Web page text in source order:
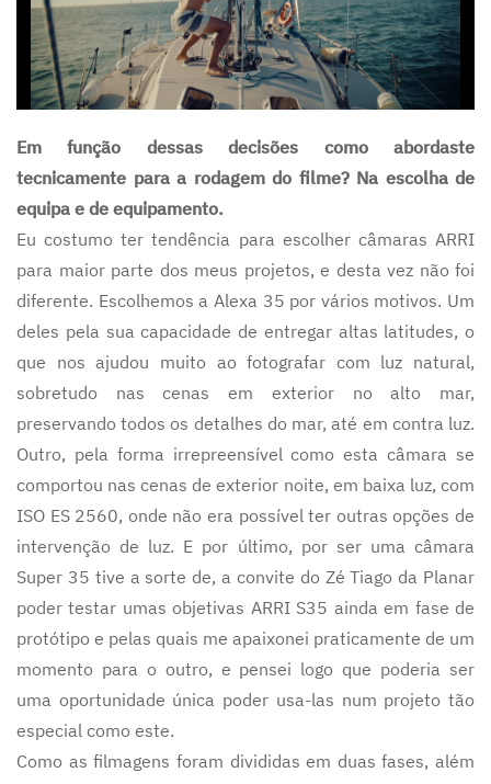
Em função dessas decisões como abordaste
tecnicamente para a rodagem do filme? Na escolha de
equipa e de equipamento.
Eu costumo ter tendência para escolher câmaras ARRI
para maior parte dos meus projetos, e desta vez não foi
diferente. Escolhemos a Alexa 35 por vários motivos. Um
deles pela sua capacidade de entregar altas latitudes, o
que nos ajudou muito ao fotografar com luz natural,
sobretudo nas cenas em exterior no alto mar,
preservando todos os detalhes do mar, até em contra luz.
Outro, pela forma irrepreensível como esta câmara se
comportou nas cenas de exterior noite, em baixa luz, com
ISO ES 2560, onde não era possível ter outras opções de
intervenção de luz. E por último, por ser uma câmara
Super 35 tive a sorte de, a convite do Zé Tiago da Planar
poder testar umas objetivas ARRI S35 ainda em fase de
protótipo e pelas quais me apaixonei praticamente de um
momento para o outro, e pensei logo que poderia ser
uma oportunidade única poder usa-las num projeto tão
especial como este.
Como as filmagens foram divididas em duas fases, além